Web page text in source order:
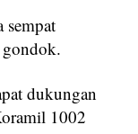
sempat
gondok.
dukungan
1002